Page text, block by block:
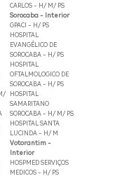
CARLOS - H/ M/ PS
Sorocaba - Interior
GPACI - H/ PS
HOSPITAL
EVANGÉLICO DE
SOROCABA - H/ PS
HOSPITAL
OFTALMOLOGICO DE
SOROCABA - H/ PS
HOSPITAL
SAMARITANO
SOROCABA - H/ M/ PS
HOSPITAL SANTA
LUCINDA - H/ M
Votorantim -
Interior
HOSPMED SERVIÇOS
MEDICOS - H/ PS